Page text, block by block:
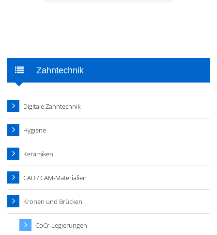
Zahntechnik
Digitale Zahntechnik
Hygiene
Keramiken
CAD / CAM-Materialien
Kronen und Brücken
CoCr-Legierungen